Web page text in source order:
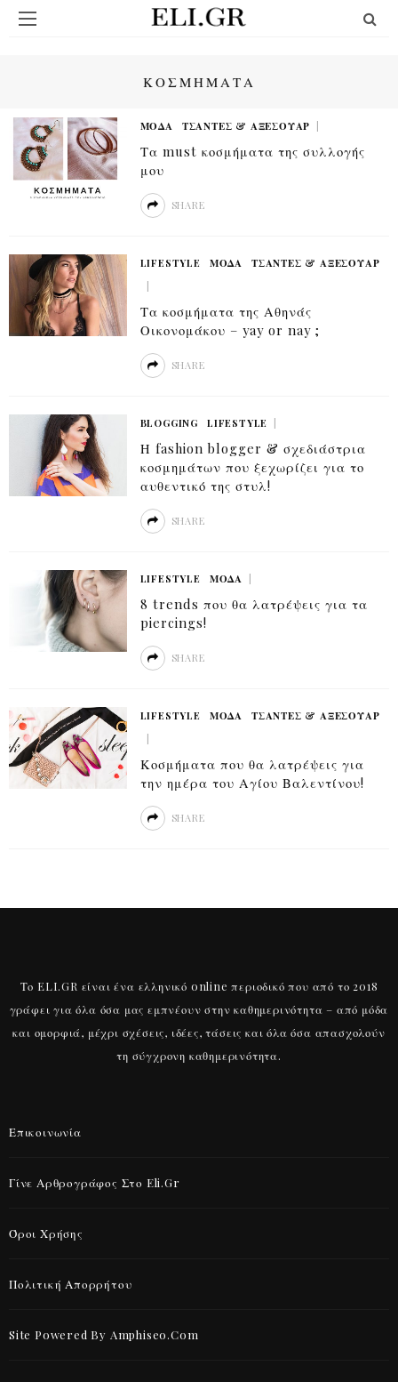
ΚΟΣΜΗΜΑΤΑ
ΜΟΔΑ ΤΣΆΝΤΕΣ & ΑΞΕΣΟΥΆΡ
Τα must κοσμήματα της συλλογής
μου
SHARE
LIFESTYLE ΜΟΔΑ ΤΣΆΝΤΕΣ & ΑΞΕΣΟΥΆΡ
Τα κοσμήματα της Αθηνάς
Οικονομάκου – yay or nay ;
SHARE
BLOGGING LIFESTYLE
Η fashion blogger & σχεδιάστρια
κοσμημάτων που ξεχωρίζει για το
αυθεντικό της στυλ!
SHARE
LIFESTYLE ΜΟΔΑ
8 trends που θα λατρέψεις για τα
piercings!
SHARE
LIFESTYLE ΜΟΔΑ ΤΣΆΝΤΕΣ & ΑΞΕΣΟΥΆΡ
Κοσμήματα που θα λατρέψεις για
την ημέρα του Αγίου Βαλεντίνου!
SHARE
Το ELI.GR είναι ένα ελληνικό online περιοδικό που από το 2018
γράφει για όλα όσα μας εμπνέουν στην καθημερινότητα – από μόδα
και ομορφιά, μέχρι σχέσεις, ιδέες, τάσεις και όλα όσα απασχολούν
τη σύγχρονη καθημερινότητα.
Επικοινωνία
Γίνε Αρθρογράφος Στο Eli.gr
Όροι Χρήσης
Πολιτική Απορρήτου
Site Powered By Amphiseo.com